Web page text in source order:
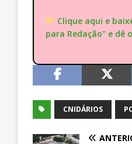
Clique aqui e
para Redação" e dê
CNIDÁRIOS